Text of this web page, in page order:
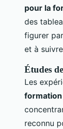
pour la
des
figurer
et à
Études
Les
formation
reconnu